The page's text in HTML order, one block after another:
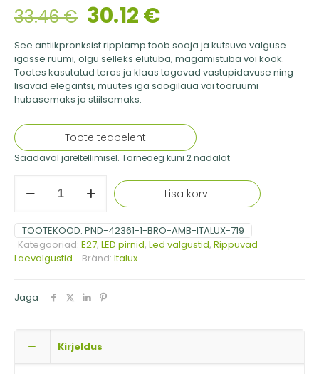
33.46€ 30.12€
See antiikpronksist ripplamp toob sooja ja kutsuva valguse
igasse ruumi, olgu selleks elutuba, magamistuba või köök.
Tootes kasutatud teras ja klaas tagavad vastupidavuse ning
lisavad elegantsi, muutes iga söögilaua või tööruumi
hubasemaks ja stiilsemaks.
Toote teabeleht
Saadaval järeltellimisel. Tarneaeg kuni 2 nädalat
antiikpronksist
Favera,
40W
kogus
Lisa korvi
TOOTEKOOD: PND-42361-1-BRO-AMB-ITALUX-719
Kategooriad: E27, LED pirnid, Led valgustid, Rippuvad
Laevalgustid
Bränd: Italux
Jaga
Kirjeldus